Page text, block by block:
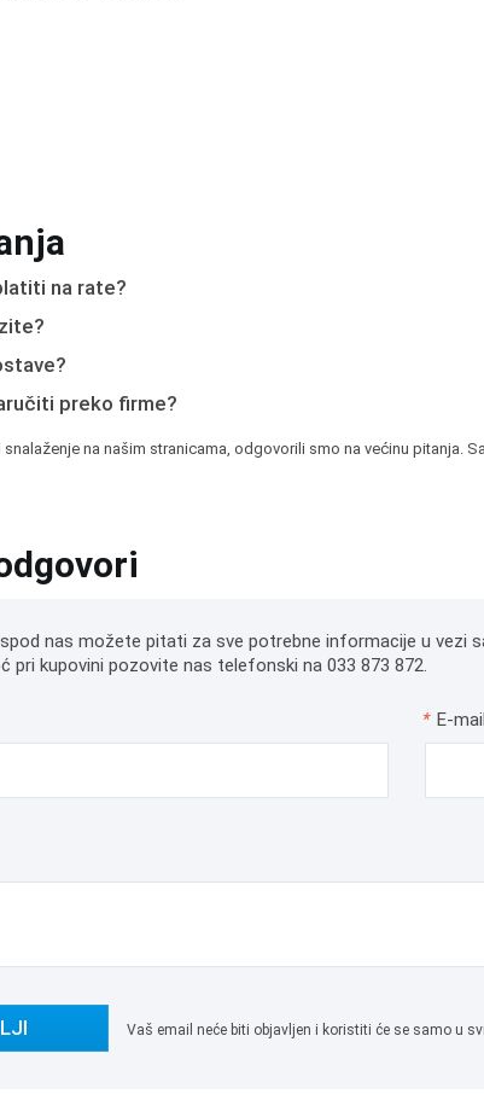
na rate?
preko firme?
na našim stranicama, odgovorili smo na većinu pitanja.
nas možete pitati za sve potrebne informacije u vezi
pri kupovini pozovite nas telefonski na 033 873 872.
* E-mail
Vaš email neće biti objavljen i koristiti će se samo u